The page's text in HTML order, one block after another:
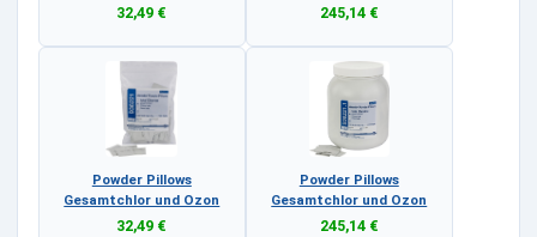
32,49 € 245,14 €
Powder Pillows
Gesamtchlor und Ozon
32,49 €
Powder Pillows
Gesamtchlor und Ozon
245,14 €